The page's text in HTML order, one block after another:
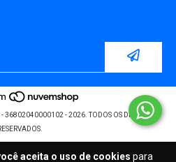
aceita o uso de cookies para
36802040000102 - 2026. TODOS OS DIREITOS